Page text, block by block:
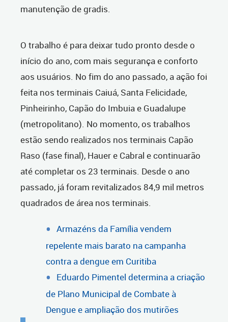
manutenção de gradis.
O trabalho é para deixar tudo pronto desde o
início do ano, com mais segurança e conforto
aos usuários. No fim do ano passado, a ação foi
feita nos terminais Caiuá, Santa Felicidade,
Pinheirinho, Capão do Imbuia e Guadalupe
(metropolitano). No momento, os trabalhos
estão sendo realizados nos terminais Capão
Raso (fase final), Hauer e Cabral e continuarão
até completar os 23 terminais. Desde o ano
passado, já foram revitalizados 84,9 mil metros
quadrados de área nos terminais.
Armazéns da Família vendem
repelente mais barato na campanha
contra a dengue em Curitiba
Eduardo Pimentel determina a criação
de Plano Municipal de Combate à
Dengue e ampliação dos mutirões